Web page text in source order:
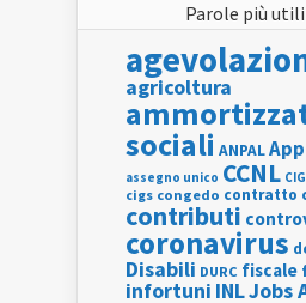
Parole più
agricoltura
sociali ANPAL
assegno unico CCNL
cigs congedo contratto
contributi
coronavirus
Disabili DURC fiscale
infortuni INLJobs